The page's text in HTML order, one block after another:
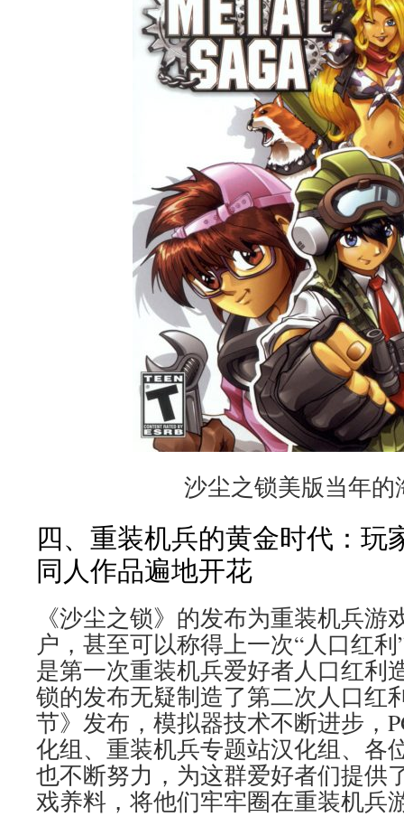
沙尘之锁美版当年的
四、重装机兵的黄金时代：玩
同人作品遍地开花
《沙尘之锁》的发布为重装机兵游
户，甚至可以称得上一次“人口红
是第一次重装机兵爱好者人口红利
锁的发布无疑制造了第二次人口红
节》发布，模拟器技术不断进步，
化组、重装机兵专题站汉化组、各
也不断努力，为这群爱好者们提供
戏养料，将他们牢牢圈在重装机兵